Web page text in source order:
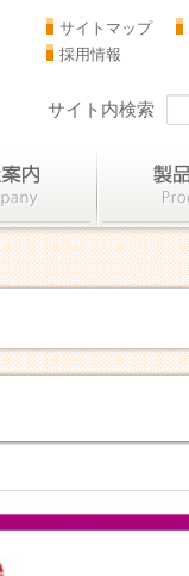
サイトマップ
採用情報
サイト内検索